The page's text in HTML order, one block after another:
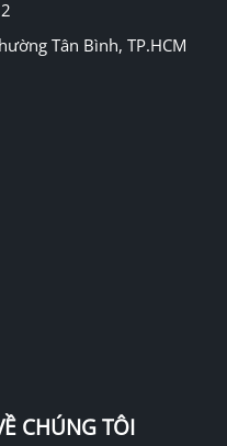
Tân Bình, TP.HCM
CHÚNG TÔI